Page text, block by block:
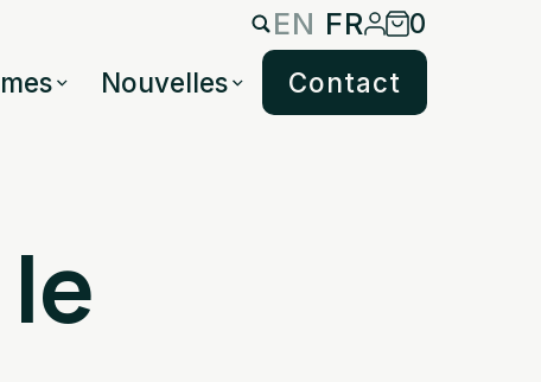
EN FR
0
Nouvelles Contact